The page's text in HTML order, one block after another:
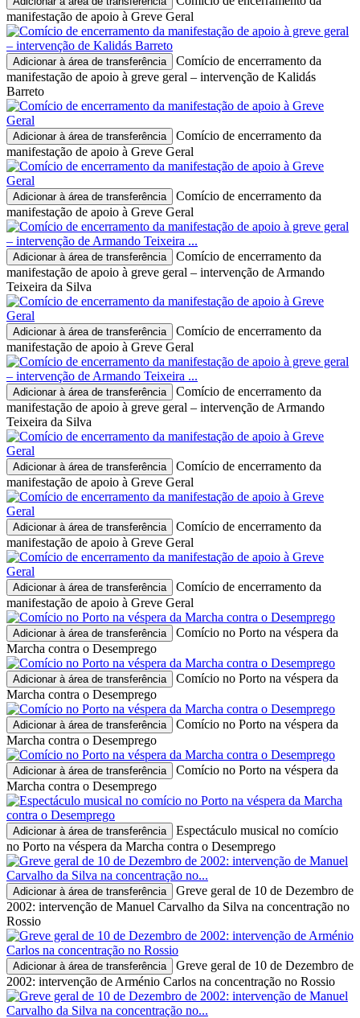
manifestação de apoio à Greve Geral
Adicionar à área de transferência
Comício de encerramento da
manifestação de apoio à greve geral – intervenção de Kalidás
Barreto
Adicionar à área de transferência
Comício de encerramento da
manifestação de apoio à Greve Geral
Adicionar à área de transferência
Comício de encerramento da
manifestação de apoio à Greve Geral
Adicionar à área de transferência
Comício de encerramento da
manifestação de apoio à greve geral – intervenção de Armando
Teixeira da Silva
Adicionar à área de transferência
Comício de encerramento da
manifestação de apoio à Greve Geral
Adicionar à área de transferência
Comício de encerramento da
manifestação de apoio à greve geral – intervenção de Armando
Teixeira da Silva
Adicionar à área de transferência
Comício de encerramento da
manifestação de apoio à Greve Geral
Adicionar à área de transferência
Comício de encerramento da
manifestação de apoio à Greve Geral
Adicionar à área de transferência
Comício de encerramento da
manifestação de apoio à Greve Geral
Adicionar à área de transferência
Comício no Porto na véspera da
Marcha contra o Desemprego
Adicionar à área de transferência
Comício no Porto na véspera da
Marcha contra o Desemprego
Adicionar à área de transferência
Comício no Porto na véspera da
Marcha contra o Desemprego
Adicionar à área de transferência
Comício no Porto na véspera da
Marcha contra o Desemprego
Adicionar à área de transferência
Espectáculo musical no comício
no Porto na véspera da Marcha contra o Desemprego
Adicionar à área de transferência
Greve geral de 10 de Dezembro de
2002: intervenção de Manuel Carvalho da Silva na concentração no
Rossio
Adicionar à área de transferência
Greve geral de 10 de Dezembro de
2002: intervenção de Arménio Carlos na concentração no Rossio